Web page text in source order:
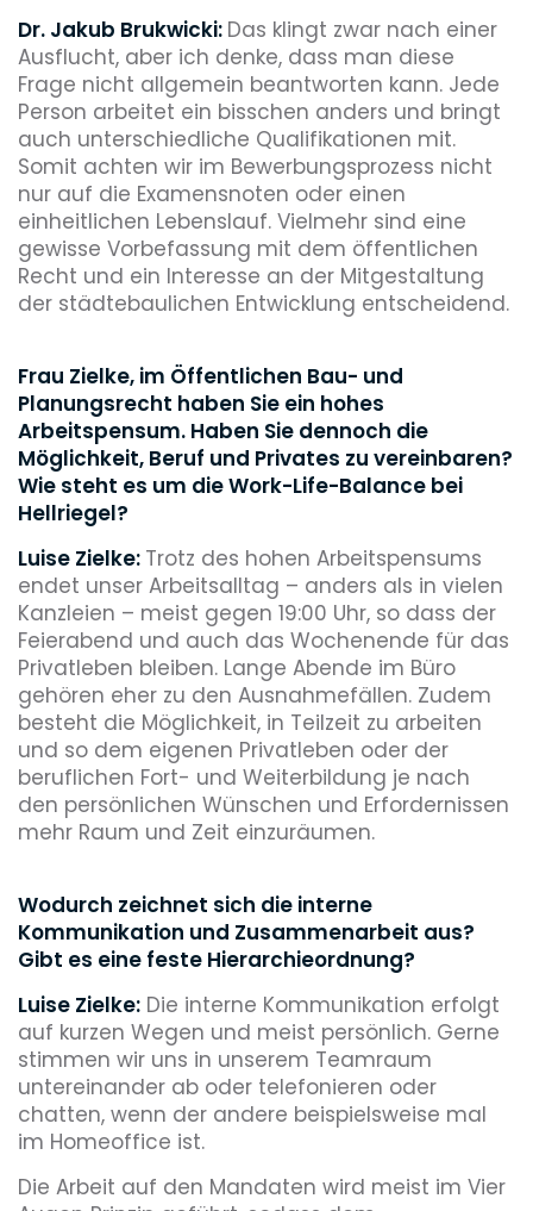
Dr. Jakub Brukwicki: Das klingt zwar nach einer
Ausflucht, aber ich denke, dass man diese
Frage nicht allgemein beantworten kann. Jede
Person arbeitet ein bisschen anders und bringt
auch unterschiedliche Qualifikationen mit.
Somit achten wir im Bewerbungsprozess nicht
nur auf die Examensnoten oder einen
einheitlichen Lebenslauf. Vielmehr sind eine
gewisse Vorbefassung mit dem öffentlichen
Recht und ein Interesse an der Mitgestaltung
der städtebaulichen Entwicklung entscheidend.
Frau Zielke, im Öffentlichen Bau- und
Planungsrecht haben Sie ein hohes
Arbeitspensum. Haben Sie dennoch die
Möglichkeit, Beruf und Privates zu vereinbaren?
Wie steht es um die Work-Life-Balance bei
Hellriegel?
Luise Zielke: Trotz des hohen Arbeitspensums
endet unser Arbeitsalltag – anders als in vielen
Kanzleien – meist gegen 19:00 Uhr, so dass der
Feierabend und auch das Wochenende für das
Privatleben bleiben. Lange Abende im Büro
gehören eher zu den Ausnahmefällen. Zudem
besteht die Möglichkeit, in Teilzeit zu arbeiten
und so dem eigenen Privatleben oder der
beruflichen Fort- und Weiterbildung je nach
den persönlichen Wünschen und Erfordernissen
mehr Raum und Zeit einzuräumen.
Wodurch zeichnet sich die interne
Kommunikation und Zusammenarbeit aus?
Gibt es eine feste Hierarchieordnung?
Luise Zielke: Die interne Kommunikation erfolgt
auf kurzen Wegen und meist persönlich. Gerne
stimmen wir uns in unserem Teamraum
untereinander ab oder telefonieren oder
chatten, wenn der andere beispielsweise mal
im Homeoffice ist.
Die Arbeit auf den Mandaten wird meist im Vier